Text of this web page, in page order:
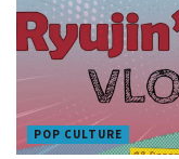
POP CULTURE